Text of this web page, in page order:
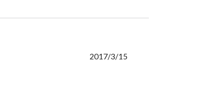
2017/3/15